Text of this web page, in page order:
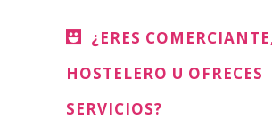
¿ERES
HOSTELERO U OFRECES
SERVICIOS?